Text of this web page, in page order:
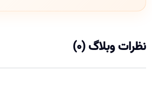
نظرات وبلاگ (0)